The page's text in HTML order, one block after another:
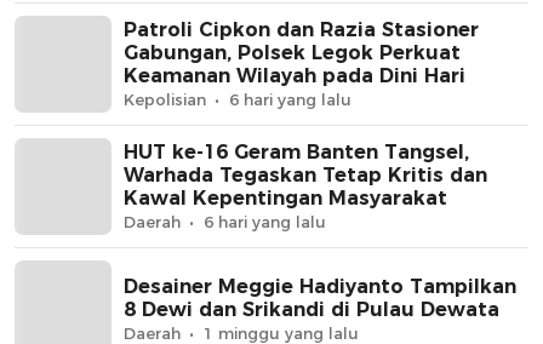
Patroli Cipkon dan Razia Stasioner
Gabungan, Polsek Legok Perkuat
Keamanan Wilayah pada Dini Hari
Kepolisian 6 hari yang lalu
HUT ke-16 Geram Banten Tangsel,
Warhada Tegaskan Tetap Kritis dan
Kawal Kepentingan Masyarakat
Daerah 6 hari yang lalu
Desainer Meggie Hadiyanto Tampilkan
8 Dewi dan Srikandi di Pulau Dewata
Daerah 1 minggu yang lalu